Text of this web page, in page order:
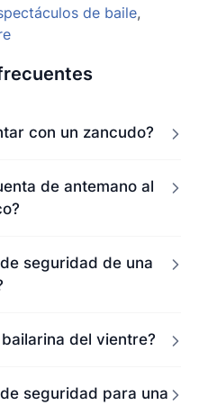
de baile,
con un zancudo?
de antemano al
seguridad de una
del vientre?
seguridad para una